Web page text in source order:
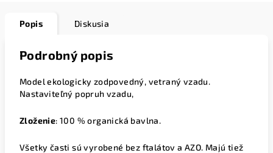
Popis Diskusia
Podrobný popis
Model ekologicky zodpovedný, vetraný vzadu.
Nastaviteľný popruh vzadu,
Zloženie:100 % organická bavlna.
Všetky časti sú vyrobené bez ftalátov a AZO. Majú tiež